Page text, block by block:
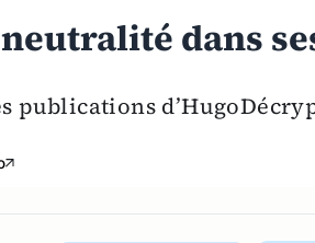
dans
publications